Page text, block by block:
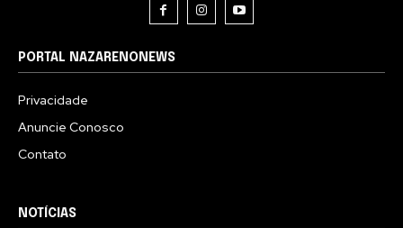
PORTAL NAZARENONEWS
Privacidade
Anuncie Conosco
Contato
NOTÍCIAS